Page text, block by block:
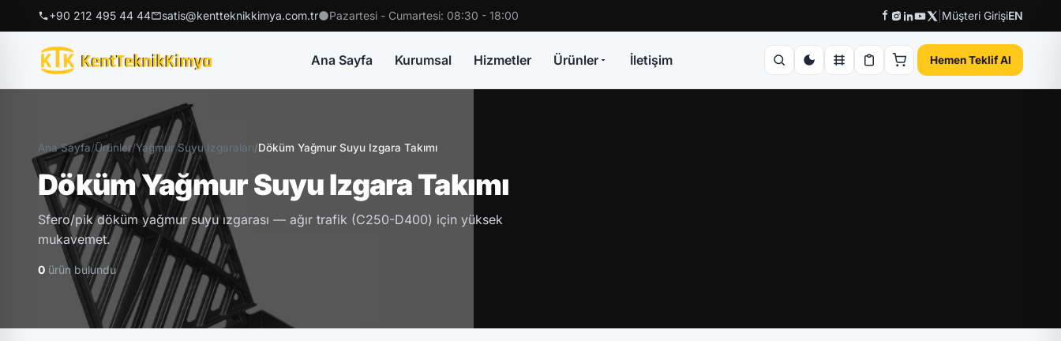
+90 212 495 44 44 satis@kentteknikkimya.com.tr Pazartesi - Cumartesi: 08:30 - 18:00 Müşteri GirişiEN
Ana Sayfa Kurumsal Hizmetler Ürünler İletişim Hemen Teklif Al
Ana Sayfa/Ürünler/Yağmur Suyu Izgaraları/Döküm Yağmur Suyu Izgara Takımı
Döküm Yağmur Suyu Izgara Takımı
Sfero/pik döküm yağmur suyu ızgarası — ağır trafik (C250-D400) için yüksek
mukavemet.
0 ürün bulundu